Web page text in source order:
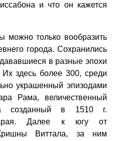
и что он кажется
только вообразить
города. Сохранились
в разные эпохи
здесь более 300, среди
украшенный эпизодами
Рама, величественный
созданный в 1510 г.
Далее к югу от
Виттала, за ним